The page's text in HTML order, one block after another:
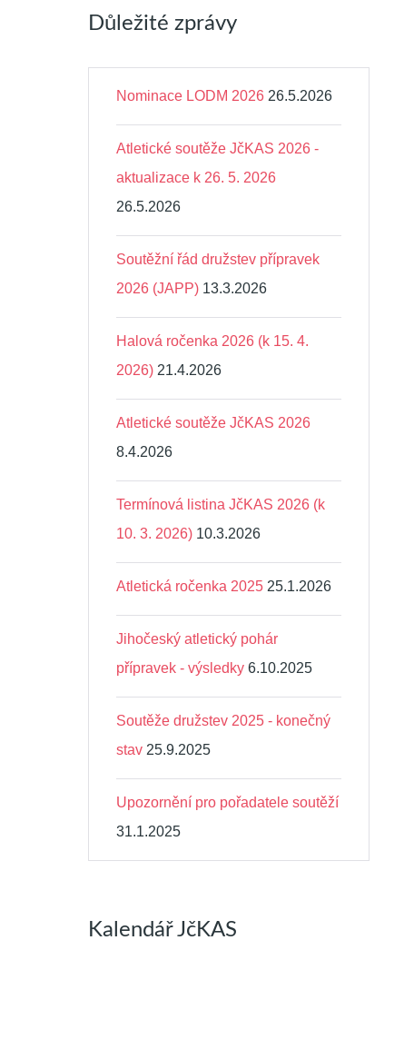
Důležité zprávy
Nominace LODM 2026 26.5.2026
Atletické soutěže JčKAS 2026 -
aktualizace k 26. 5. 2026
26.5.2026
Soutěžní řád družstev přípravek
2026 (JAPP) 13.3.2026
Halová ročenka 2026 (k 15. 4.
2026) 21.4.2026
Atletické soutěže JčKAS 2026
8.4.2026
Termínová listina JčKAS 2026 (k
10. 3. 2026) 10.3.2026
Atletická ročenka 2025 25.1.2026
Jihočeský atletický pohár
přípravek - výsledky 6.10.2025
Soutěže družstev 2025 - konečný
stav 25.9.2025
Upozornění pro pořadatele soutěží
31.1.2025
Kalendář JčKAS